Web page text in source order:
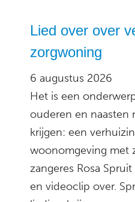
Lied over over
zorgwoning
6 augustus 2026
Het is een
ouderen en naasten
krijgen: een
woonomgeving met
zangeres Rosa
en videoclip over.